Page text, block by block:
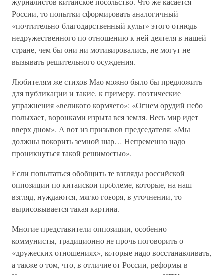
России, то попытки сформировать аналогичный
«почтительно-благодарственный культ» этого отнюдь
недружественного по отношению к ней деятеля в нашей
стране, чем бы они ни мотивировались, не могут не
вызывать решительного осуждения.
Любителям же стихов Мао можно было бы предложить
для публикации и такие, к примеру, поэтические
упражнения «великого кормчего»: «Огнем орудий небо
полыхает, воронками изрыта вся земля. Весь мир идет
вверх дном». А вот из призывов председателя: «Мы
должны покорить земной шар… Непременно надо
проникнуться такой решимостью».
Если попытаться обобщить те взгляды российской
оппозиции по китайской проблеме, которые, на наш
взгляд, нуждаются, мягко говоря, в уточнении, то
вырисовывается такая картина.
Многие представители оппозиции, особенно
коммунисты, традиционно не прочь поговорить о
«дружеских отношениях», которые надо восстанавливать,
а также о том, что, в отличие от России, реформы в